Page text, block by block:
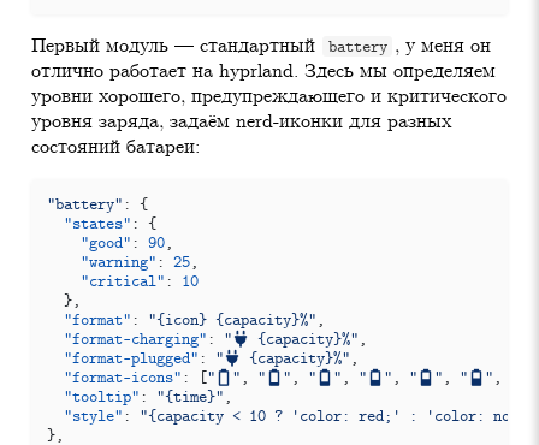
Первый модуль — стандартный battery , у меня он
отлично работает на hyprland. Здесь мы определяем
уровни хорошего, предупреждающего и критического
уровня заряда, задаём nerd-иконки для разных
состояний батареи:
"battery" :
{
"states" :
{
"good" : 90,
"warning" : 25,
"critical" :
10
},
"format" : "{icon} {capacity}%"
"format-charging" : " {capacity}%"
"format-plugged" : " {capacity}%"
"format-icons" : ["󰂎" "󰁺" "󰁻" "󰁼" "󰁽" "󰁾"
"tooltip" : "{time}"
"style" :
"{capacity < 10 ? 'color: red;' : 'color:
},